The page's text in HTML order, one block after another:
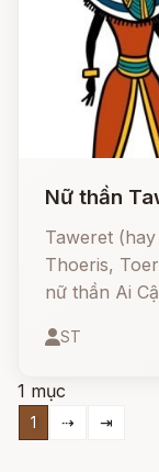
Nữ thần
Taweret
Thoeris,
nữ thần Ai
thần này có
ST
1 mục
1 ⇢ ⇥